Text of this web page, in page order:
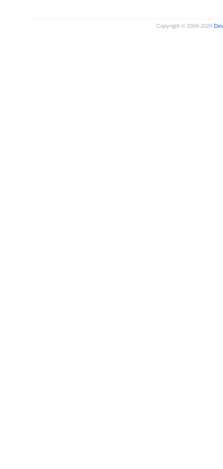
Copyright © 2004-2026